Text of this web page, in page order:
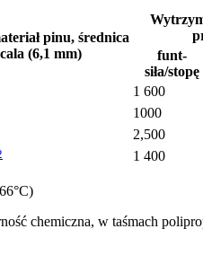
pinu, średnica
(6,1 mm)
funt-
siła/stopę
1 600
1000
2,500
1 400
chemiczna, w taśmach